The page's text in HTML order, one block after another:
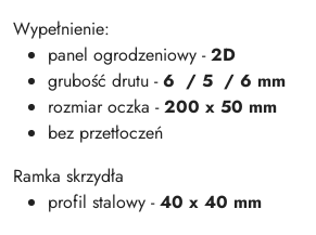
Wypełnienie:
panel ogrodzeniowy -2D
grubość drutu -6 / 5 / 6 mm
rozmiar oczka -200 x 50 mm
bez przetłoczeń
Ramka skrzydła
profil stalowy -40 x 40 mm